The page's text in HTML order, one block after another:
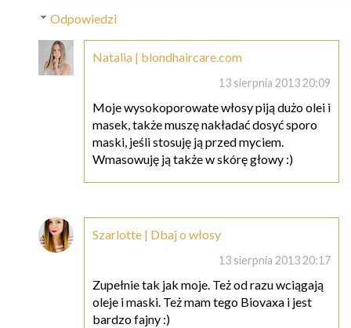
Odpowiedzi
Natalia | blondhaircare.com
13 sierpnia 2013 20:09
Moje wysokoporowate włosy piją dużo olei i
masek, także muszę nakładać dosyć sporo
maski, jeśli stosuję ją przed myciem.
Wmasowuję ją także w skórę głowy :)
Szarlotte | Dbaj o włosy
13 sierpnia 2013 20:17
Zupełnie tak jak moje. Też od razu wciągają
oleje i maski. Też mam tego Biovaxa i jest
bardzo fajny :)